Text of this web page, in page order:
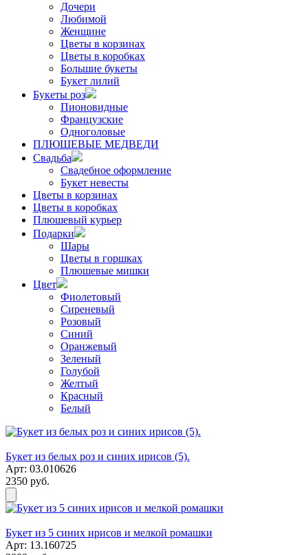
Дочери
Любимой
Женщине
Цветы в корзинах
Цветы в коробках
Большие букеты
Букет лилий
Букеты роз
Пионовидные
Французские
Одноголовые
ПЛЮШЕВЫЕ МЕДВЕДИ
Свадьба
Свадебное оформление
Букет невесты
Цветы в корзинах
Цветы в коробках
Плюшевый курьер
Подарки
Шары
Цветы в горшках
Плюшевые мишки
Цвет
Фиолетовый
Сиреневый
Розовый
Синий
Оранжевый
Зеленый
Голубой
Желтый
Красный
Белый
Букет из белых роз и синих ирисов (5).
Арт: 03.010626
2350 руб.
Букет из 5 синих ирисов и мелкой ромашки
Арт: 13.160725